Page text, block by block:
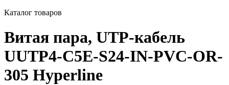
Каталог товаров
Витая пара, UTP-кабель
UUTP4-C5E-S24-IN-PVC-OR-
305 Hyperline